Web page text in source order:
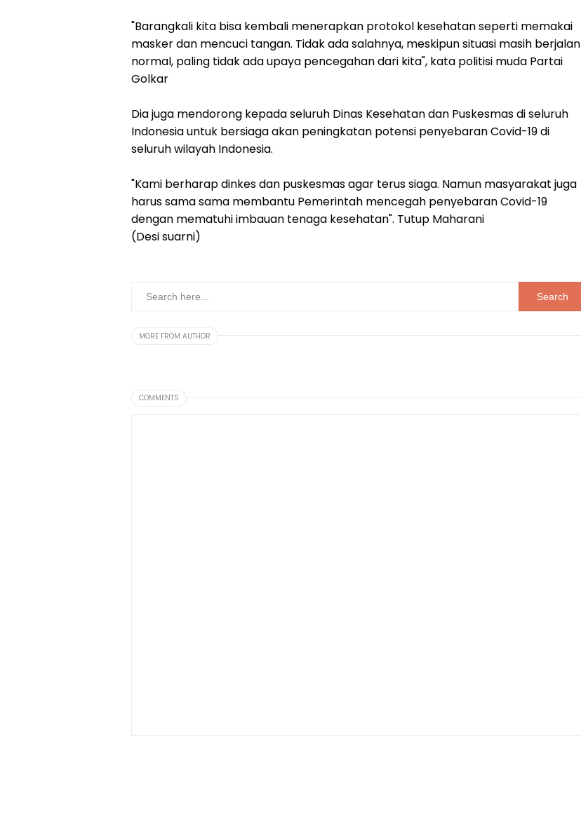
"Barangkali kita bisa kembali menerapkan protokol kesehatan seperti memakai
masker dan mencuci tangan. Tidak ada salahnya, meskipun situasi masih berjalan
normal, paling tidak ada upaya pencegahan dari kita", kata politisi muda Partai
Golkar
Dia juga mendorong kepada seluruh Dinas Kesehatan dan Puskesmas di seluruh
Indonesia untuk bersiaga akan peningkatan potensi penyebaran Covid-19 di
seluruh wilayah Indonesia.
"Kami berharap dinkes dan puskesmas agar terus siaga. Namun masyarakat juga
harus sama sama membantu Pemerintah mencegah penyebaran Covid-19
dengan mematuhi imbauan tenaga kesehatan". Tutup Maharani
(Desi suarni)
MORE FROM AUTHOR
COMMENTS